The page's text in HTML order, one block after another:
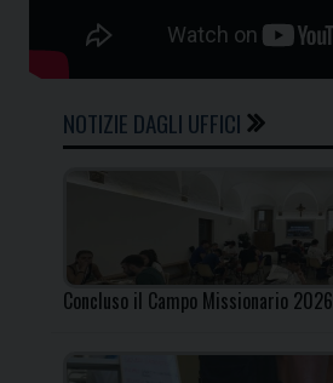
NOTIZIE DAGLI UFFICI
Concluso il Campo Missionario 2026